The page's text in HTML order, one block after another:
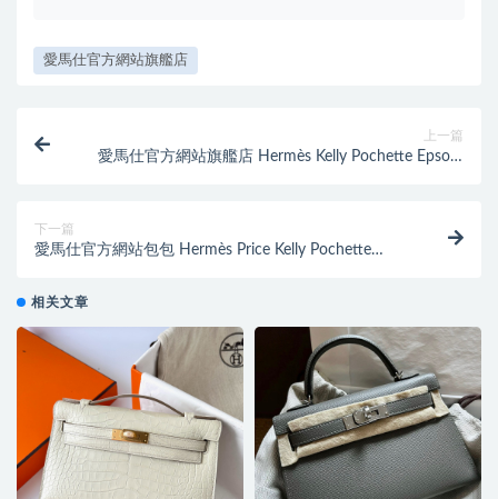
愛馬仕官方網站旗艦店
上一篇
愛馬仕官方網站旗艦店 Hermès Kelly Pochette Epsom
下一篇
愛馬仕官方網站包包 Hermès Price Kelly Pochette
相关文章